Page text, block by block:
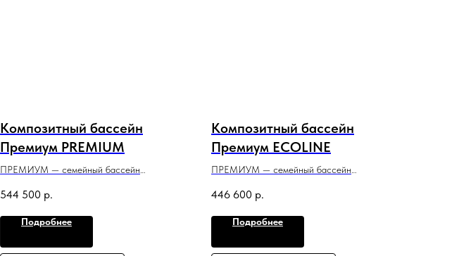
Композитный бассейн
Премиум PREMIUM
ПРЕМИУМ — семейный бассейн
подойдет для небольшого участка
и помещения.
5,03 м x 2,5 м x 1,3 м
544 500 р.
Подробнее
Композитный бассейн
Премиум ECOLINE
ПРЕМИУМ — семейный бассейн
подойдет для небольшого участка
и помещения.
5,03 м x 2,5 м x 1,3 м
446 600 р.
Подробнее